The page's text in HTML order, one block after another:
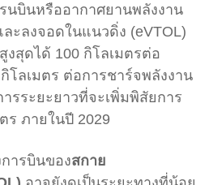
นบินหรืออากาศยานพลังงาน
ะลงจอดในแนวดิ่ง (eVTOL)
งสุดได้ 100 กิโลเมตรต่อ
โลเมตร ต่อการชาร์จพลังงาน
รระยะยาวที่จะเพิ่มพิสัยการ
ร ภายในปี 2029
ารบินของสกาย